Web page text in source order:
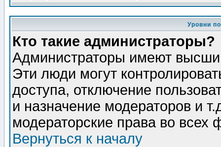
Уровни
Кто такие администраторы?
Администраторы имеют
Эти люди могут
доступа, отключение
и назначение модераторов и
модераторские права во всех
Вернуться к началу